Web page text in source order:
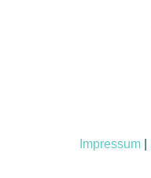
Impressum